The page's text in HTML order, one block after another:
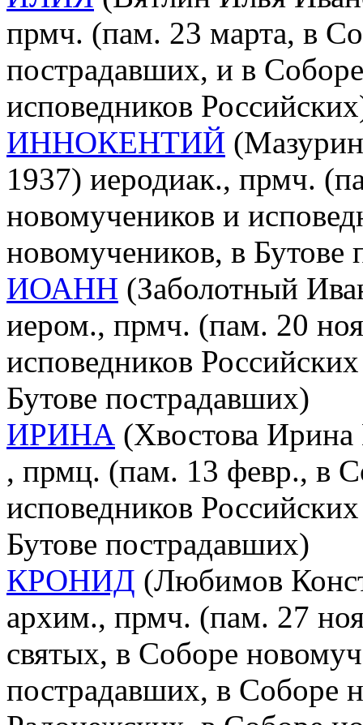
прмч. (пам. 23 марта, в
пострадавших, и в
исповедников
ИННОКЕНТИЙ
1937) иеродиак., прмч.
новомучеников и
новомучеников, в Бутове
ИОАНН (Заболотный
иером., прмч. (пам. 20
исповедников
Бутове пострадавших)
ИРИНА (Хвостова
, прмц. (пам. 13 февр., в
исповедников
Бутове пострадавших)
КРОНИД (Любимов
архим., прмч. (пам. 27
святых, в Соборе
пострадавших, в Соборе